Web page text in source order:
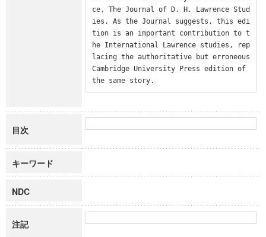
ce, The Journal of D. H. Lawrence Stud
ies. As the Journal suggests, this edi
tion is an important contribution to t
he International Lawrence studies, rep
lacing the authoritative but erroneous
Cambridge University Press edition of
the same story.
目次
キーワード
NDC
注記